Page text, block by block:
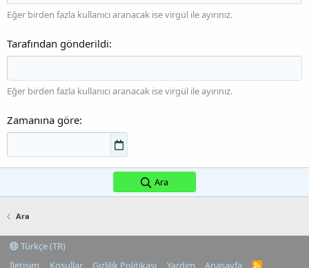
Eğer birden fazla kullanıcı aranacak ise virgül ile ayırınız.
Tarafından gönderildi
Eğer birden fazla kullanıcı aranacak ise virgül ile ayırınız.
Zamanına göre
Ara
Ara
Türkçe (TR)
İletişim
Koşullar Gizlilik Politikası Yardım Anasayfa
R